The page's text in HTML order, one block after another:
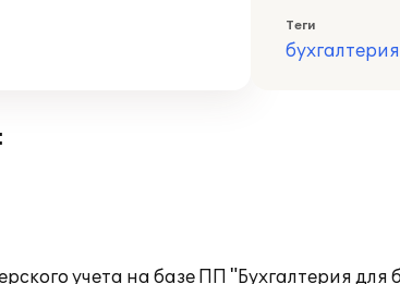
Теги
бухгалтерия
учета на базе ПП "Бухгалтерия